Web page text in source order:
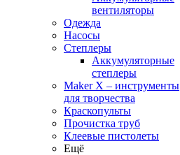
вентиляторы
Одежда
Насосы
Степлеры
Аккумуляторные
степлеры
Maker X – инструменты
для творчества
Краскопульты
Прочистка труб
Клеевые пистолеты
Ещё